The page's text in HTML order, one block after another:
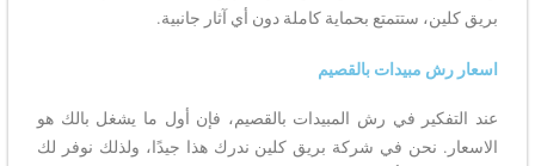
بريق كلين، ستتمتع بحماية كاملة دون أي آثار جانبية.
اسعار رش مبيدات بالقصيم
عند التفكير في رش المبيدات بالقصيم، فإن أول ما يشغل بالك هو
الاسعار. نحن في شركة بريق كلين ندرك هذا جيدًا، ولذلك نوفر لك